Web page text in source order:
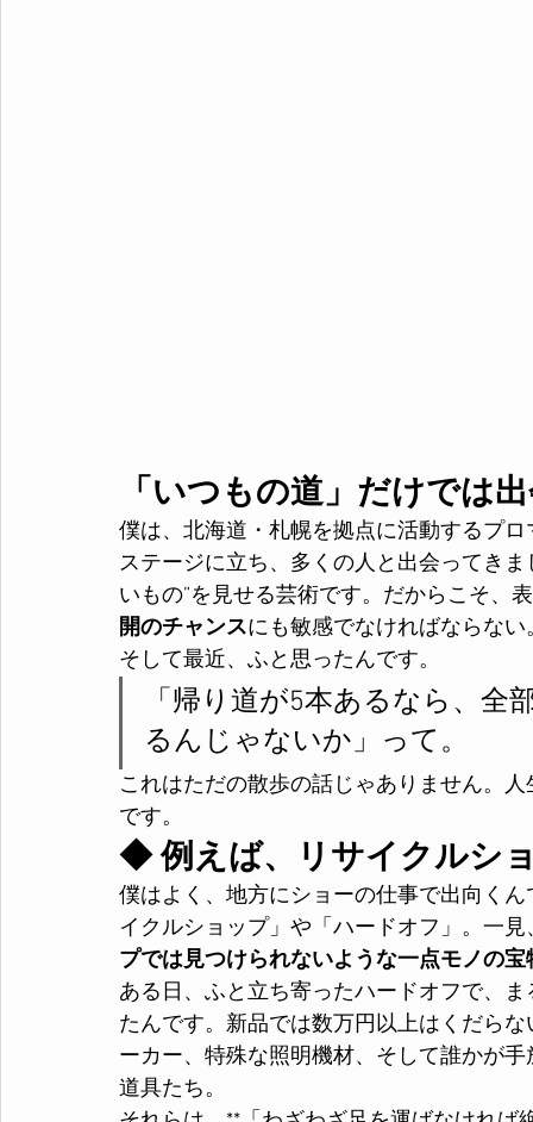
「いつもの道」だけでは
僕は、北海道・札幌を拠点に活動するプ
ステージに立ち、多くの人と出会ってき
いもの”を見せる芸術です。だからこそ、
開のチャンスにも敏感でなければならない
そして最近、ふと思ったんです。
「帰り道が5本あるなら、
るんじゃないか」って。
これはただの散歩の話じゃありません。
です。
◆ 例えば、リサイクルシ
僕はよく、地方にショーの仕事で出向く
イクルショップ」や「ハードオフ」。一
プでは見つけられないような一点モノの宝
ある日、ふと立ち寄ったハードオフで、
たんです。新品では数万円以上はくだら
ーカー、特殊な照明機材、そして誰かが
道具たち。